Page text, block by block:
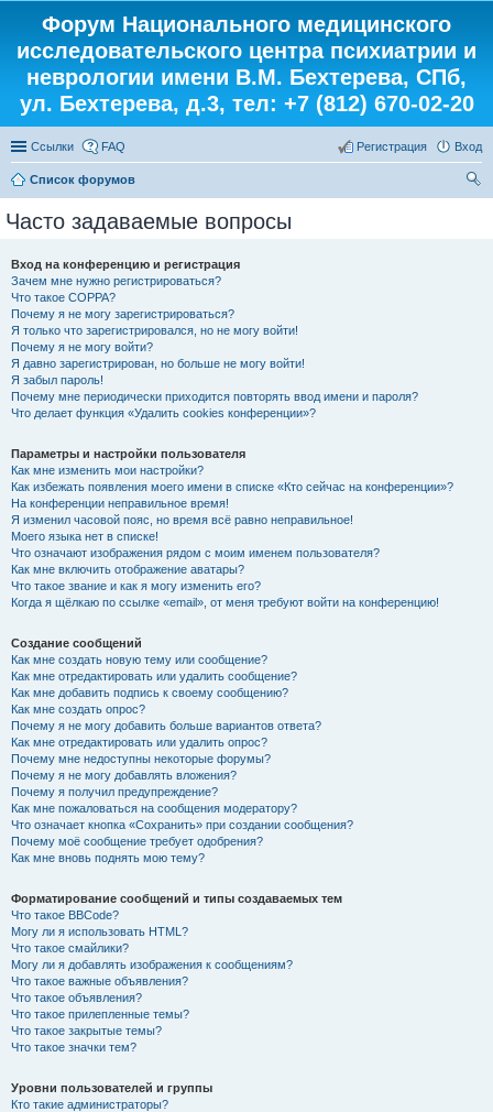
Форум Национального медицинского
исследовательского центра психиатрии и
неврологии имени В.М. Бехтерева, СПб,
ул. Бехтерева, д.3, тел: +7 (812) 670-02-20
Ссылки FAQ Вход
Регистрация
Список форумов
Часто задаваемые вопросы
Вход на конференцию и регистрация
Зачем мне нужно регистрироваться?
Что такое COPPA?
Почему я не могу зарегистрироваться?
Я только что зарегистрировался, но не могу войти!
Почему я не могу войти?
Я давно зарегистрирован, но больше не могу войти!
Я забыл пароль!
Почему мне периодически приходится повторять ввод имени и пароля?
Что делает функция «Удалить cookies конференции»?
Параметры и настройки пользователя
Как мне изменить мои настройки?
Как избежать появления моего имени в списке «Кто сейчас на конференции»?
На конференции неправильное время!
Я изменил часовой пояс, но время всё равно неправильное!
Моего языка нет в списке!
Что означают изображения рядом с моим именем пользователя?
Как мне включить отображение аватары?
Что такое звание и как я могу изменить его?
Когда я щёлкаю по ссылке «email», от меня требуют войти на конференцию!
Создание сообщений
Как мне создать новую тему или сообщение?
Как мне отредактировать или удалить сообщение?
Как мне добавить подпись к своему сообщению?
Как мне создать опрос?
Почему я не могу добавить больше вариантов ответа?
Как мне отредактировать или удалить опрос?
Почему мне недоступны некоторые форумы?
Почему я не могу добавлять вложения?
Почему я получил предупреждение?
Как мне пожаловаться на сообщения модератору?
Что означает кнопка «Сохранить» при создании сообщения?
Почему моё сообщение требует одобрения?
Как мне вновь поднять мою тему?
Форматирование сообщений и типы создаваемых тем
Что такое BBCode?
Могу ли я использовать HTML?
Что такое смайлики?
Могу ли я добавлять изображения к сообщениям?
Что такое важные объявления?
Что такое объявления?
Что такое прилепленные темы?
Что такое закрытые темы?
Что такое значки тем?
Уровни пользователей и группы
Кто такие администраторы?